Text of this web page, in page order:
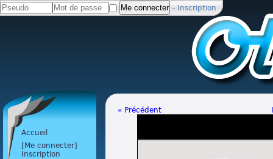
- Inscription
Accueil
[Me connecter]
Inscription
« Précédent